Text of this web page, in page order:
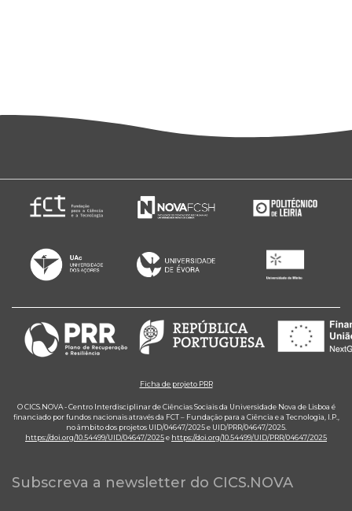
Ficha de projeto PRR
O CICS.NOVA - Centro Interdisciplinar de Ciências Sociais da Universidade Nova de Lisboa é
financiado por fundos nacionais através da FCT – Fundação para a Ciência e a Tecnologia, I.P.,
no âmbito dos projetos UID/04647/2025 e UID/PRR/04647/2025.
https://doi.org/10.54499/UID/04647/2025e https://doi.org/10.54499/UID/PRR/04647/2025
Subscreva a newsletter do CICS.NOVA